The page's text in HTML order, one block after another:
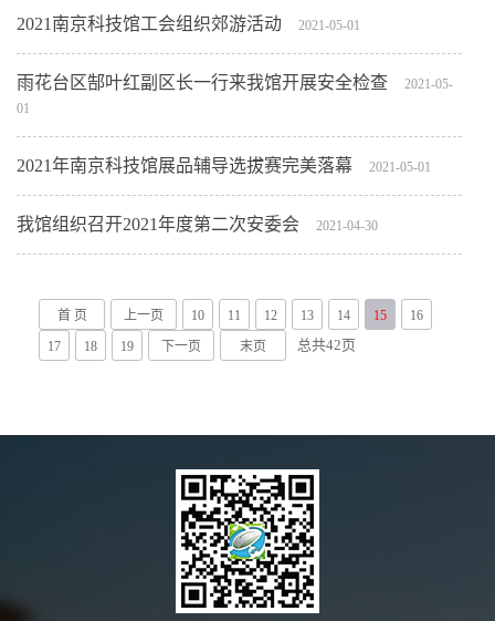
2021南京科技馆工会组织郊游活动 2021-05-01
雨花台区郜叶红副区长一行来我馆开展安全检查
2021-05-
01
2021年南京科技馆展品辅导选拔赛完美落幕 2021-05-01
我馆组织召开2021年度第二次安委会 2021-04-30
首 页 上一页 10 11 12 13 14 15
16
17
18 19 下一页 末页 总共42页